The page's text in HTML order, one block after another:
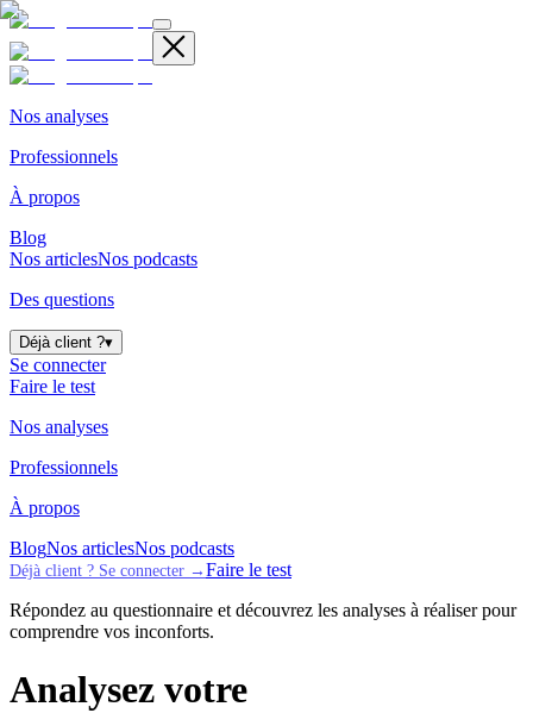
Nos analyses
Professionnels
À propos
Blog
Nos articlesNos podcasts
Des questions
Déjà client ?▾
Se connecter
Faire le test
Nos analyses
Professionnels
À propos
BlogNos articlesNos podcasts
Déjà client ? Se connecter → Faire le test
Répondez au questionnaire et découvrez les analyses à réaliser pour
comprendre vos inconforts.
Analysez votre